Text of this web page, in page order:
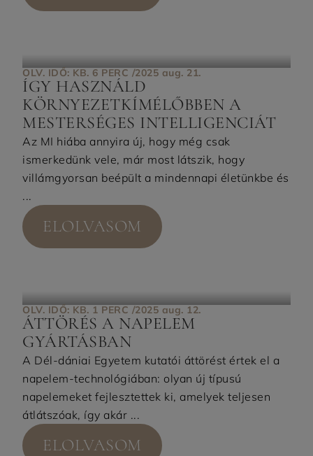
OLV. IDŐ: KB. 6 PERC /2025 aug. 21.
ÍGY HASZNÁLD
KÖRNYEZETKÍMÉLŐBBEN A
MESTERSÉGES INTELLIGENCIÁT
Az MI hiába annyira új, hogy még csak
ismerkedünk vele, már most látszik, hogy
villámgyorsan beépült a mindennapi életünkbe és
...
ELOLVASOM
OLV. IDŐ: KB. 1 PERC /2025 aug. 12.
ÁTTÖRÉS A NAPELEM
GYÁRTÁSBAN
A Dél-dániai Egyetem kutatói áttörést értek el a
napelem-technológiában: olyan új típusú
napelemeket fejlesztettek ki, amelyek teljesen
átlátszóak, így akár ...
ELOLVASOM